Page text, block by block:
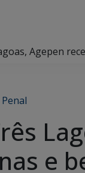
Agepen
e